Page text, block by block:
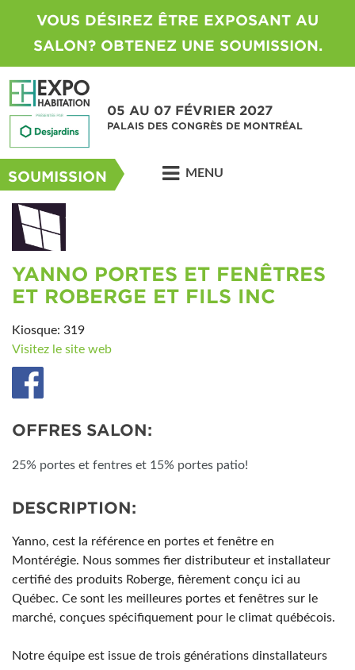
VOUS DÉSIREZ ÊTRE EXPOSANT AU
SALON? OBTENEZ UNE SOUMISSION.
05 AU 07 FÉVRIER 2027
PALAIS DES CONGRÈS DE MONTRÉAL
SOUMISSION MENU
YANNO PORTES ET FENÊTRES
ET ROBERGE ET FILS INC
Kiosque: 319
Visitez le site web
OFFRES SALON:
25% portes et fentres et 15% portes patio!
DESCRIPTION:
Yanno, cest la référence en portes et fenêtre en
Montérégie. Nous sommes fier distributeur et installateur
certifié des produits Roberge, fièrement conçu ici au
Québec. Ce sont les meilleures portes et fenêtres sur le
marché, conçues spécifiquement pour le climat québécois.
Notre équipe est issue de trois générations dinstallateurs